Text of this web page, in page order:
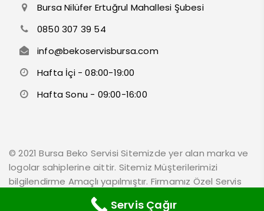
Bursa Nilüfer Ertuğrul Mahallesi Şubesi
0850 307 39 54
info@bekoservisbursa.com
Hafta İçi - 08:00-19:00
Hafta Sonu - 09:00-16:00
© 2021 Bursa Beko Servisi Sitemizde yer alan marka ve
logolar sahiplerine aittir. Sitemiz Müşterilerimizi
bilgilendirme Amaçlı yapılmıştır. Firmamız Özel Servis
Olarak Hizmet Vermektedir.
Servis Çağır